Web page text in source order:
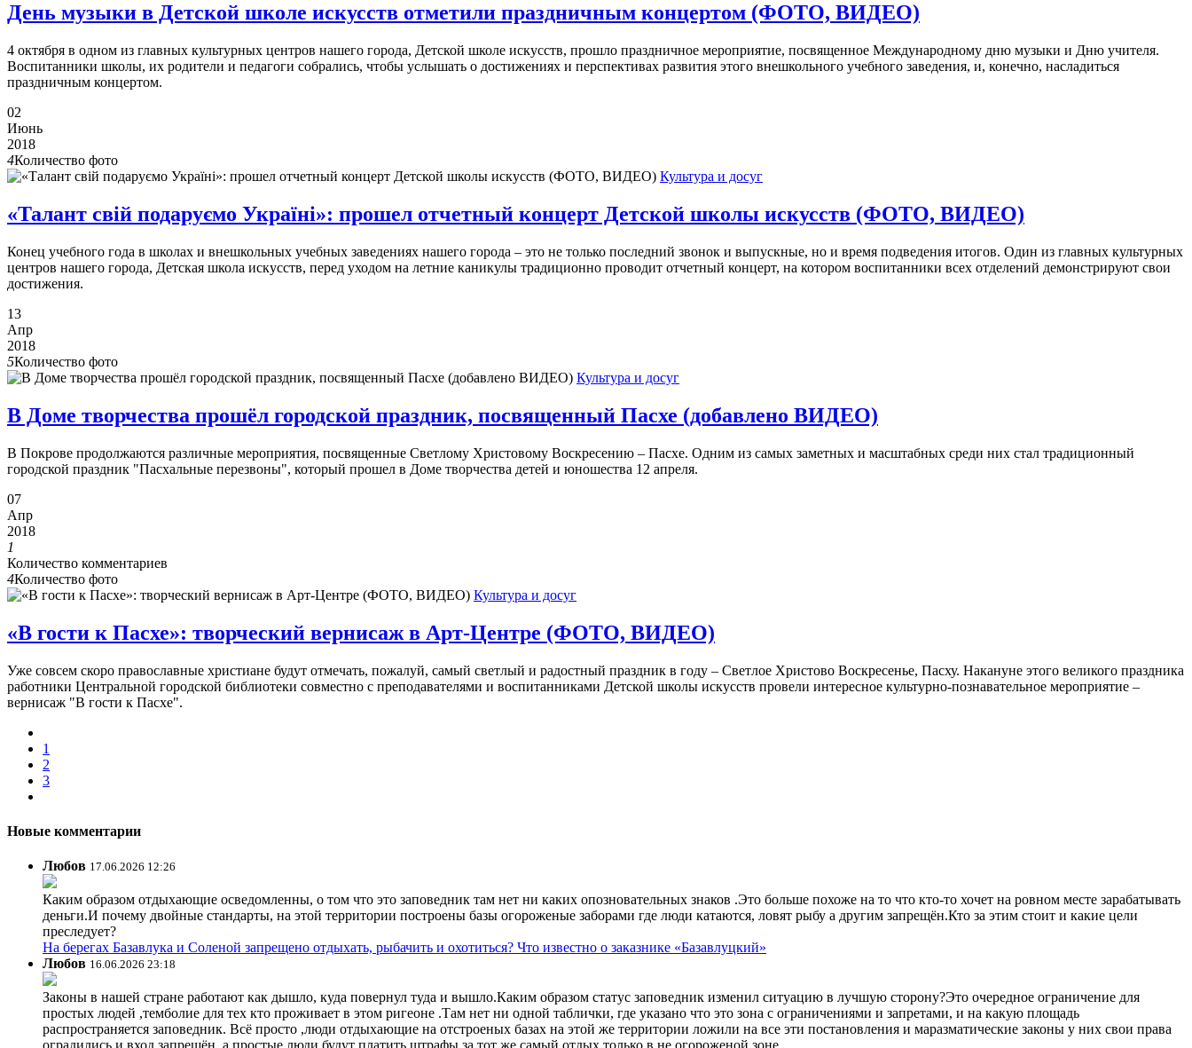
День музыки в Детской школе искусств отметили праздничным концертом (ФОТО, ВИДЕО)
4 октября в одном из главных культурных центров нашего города, Детской школе искусств, прошло праздничное мероприятие, посвященное Международному дню музыки и Дню учителя.
Воспитанники школы, их родители и педагоги собрались, чтобы услышать о достижениях и перспективах развития этого внешкольного учебного заведения, и, конечно, насладиться
праздничным концертом.
02
Июнь
2018
4Количество фото
Культура и досуг
«Талант свій подаруємо Україні»: прошел отчетный концерт Детской школы искусств (ФОТО, ВИДЕО)
Конец учебного года в школах и внешкольных учебных заведениях нашего города – это не только последний звонок и выпускные, но и время подведения итогов. Один из главных культурных
центров нашего города, Детская школа искусств, перед уходом на летние каникулы традиционно проводит отчетный концерт, на котором воспитанники всех отделений демонстрируют свои
достижения.
13
Апр
2018
5Количество фото
Культура и досуг
В Доме творчества прошёл городской праздник, посвященный Пасхе (добавлено ВИДЕО)
В Покрове продолжаются различные мероприятия, посвященные Светлому Христовому Воскресению – Пасхе. Одним из самых заметных и масштабных среди них стал традиционный
городской праздник "Пасхальные перезвоны", который прошел в Доме творчества детей и юношества 12 апреля.
07
Апр
2018
1
Количество комментариев
4Количество фото
Культура и досуг
«В гости к Пасхе»: творческий вернисаж в Арт-Центре (ФОТО, ВИДЕО)
Уже совсем скоро православные христиане будут отмечать, пожалуй, самый светлый и радостный праздник в году – Светлое Христово Воскресенье, Пасху. Накануне этого великого праздника
работники Центральной городской библиотеки совместно с преподавателями и воспитанниками Детской школы искусств провели интересное культурно-познавательное мероприятие –
вернисаж "В гости к Пасхе".
1
2
3
Новые комментарии
Любов 17.06.2026 12:26
Каким образом отдыхающие осведомленны, о том что это заповедник там нет ни каких опозновательных знаков .Это больше похоже на то что кто-то хочет на ровном месте зарабатывать
деньги.И почему двойные стандарты, на этой территории построены базы огороженые заборами где люди катаются, ловят рыбу а другим запрещён.Кто за этим стоит и какие цели
преследует?
На берегах Базавлука и Соленой запрещено отдыхать, рыбачить и охотиться? Что известно о заказнике «Базавлуцкий»
Любов 16.06.2026 23:18
Законы в нашей стране работают как дышло, куда повернул туда и вышло.Каким образом статус заповедник изменил ситуацию в лучшую сторону?Это очередное ограничение для
простых людей ,темболие для тех кто проживает в этом ригеоне .Там нет ни одной таблички, где указано что это зона с ограничениями и запретами, и на какую площадь
распространяется заповедник. Всё просто ,люди отдыхающие на отстроеных базах на этой же территории ложили на все эти постановления и маразматические законы у них свои права